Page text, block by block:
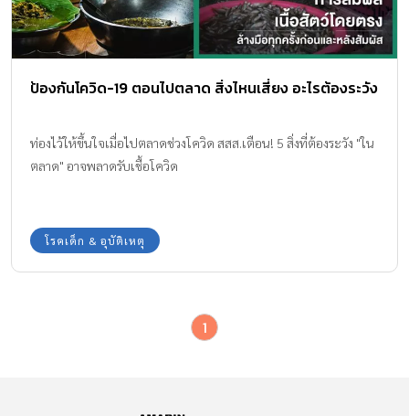
ป้องกันโควิด-19 ตอนไปตลาด สิ่งไหนเสี่ยง อะไรต้องระวัง
ท่องไว้ให้ขึ้นใจเมื่อไปตลาดช่วงโควิด สสส.เตือน! 5 สิ่งที่ต้องระวัง "ใน
ตลาด" อาจพลาดรับเชื้อโควิด
โรคเด็ก & อุบัติเหตุ
1